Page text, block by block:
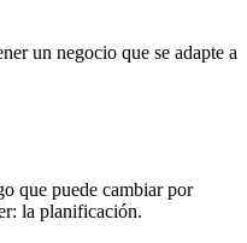
un negocio que se adapte a
que puede cambiar por
la planificación.